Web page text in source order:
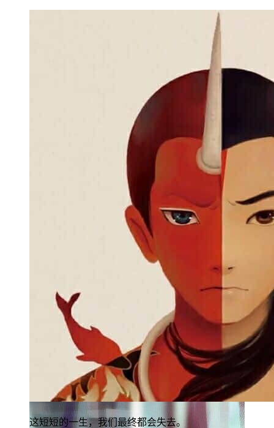
这短短的一生，我们最终都会失去。